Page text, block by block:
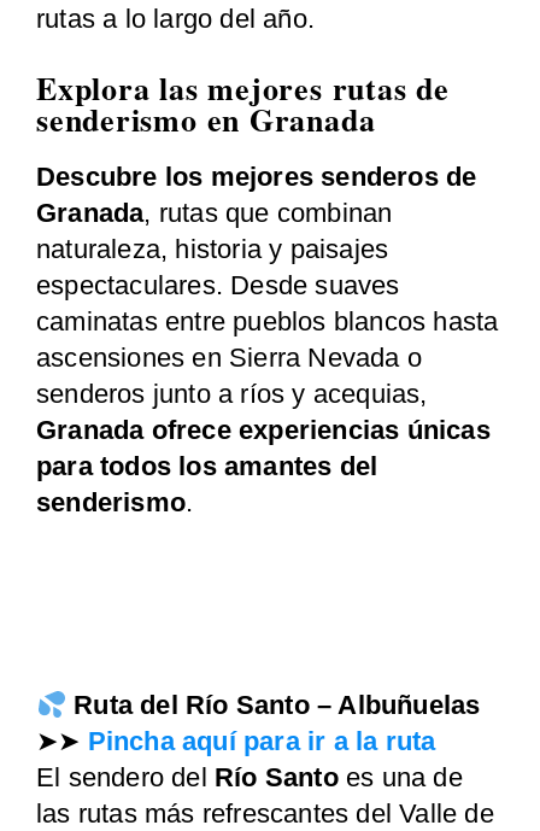
rutas a lo largo del año.
Explora las mejores rutas de
senderismo en Granada
Descubre los mejores senderos de
Granada, rutas que combinan
naturaleza, historia y paisajes
espectaculares. Desde suaves
caminatas entre pueblos blancos hasta
ascensiones en Sierra Nevada o
senderos junto a ríos y acequias,
Granada ofrece experiencias únicas
para todos los amantes del
senderismo.
Ruta del Río Santo – Albuñuelas
➤➤ Pincha aquí para ir a la ruta
El sendero del Río Santoes una de
las rutas más refrescantes del Valle de